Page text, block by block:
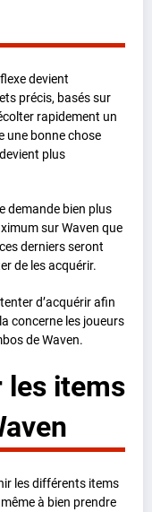
devient
précis, basés sur
rapidement un
une bonne chose
plus
demande bien plus
sur Waven que
derniers seront
de les acquérir.
d’acquérir afin
concerne les joueurs
de Waven.
les items
les différents items
à bien prendre